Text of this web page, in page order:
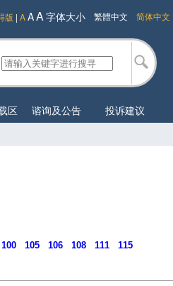
简体中文
繁體中文
版 | AAA字体大小
区 谘询及公告 投诉建议
100 105 106 108 111
115